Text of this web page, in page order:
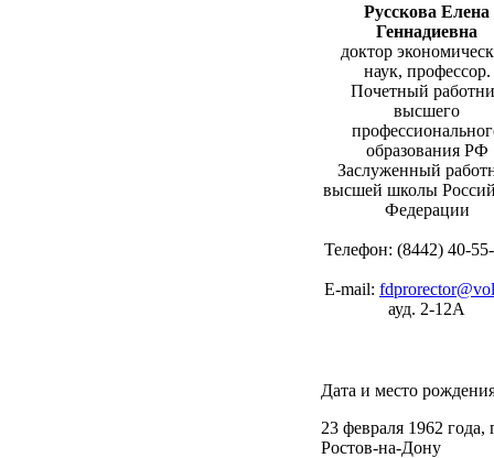
Русcкова Елена
Геннадиевна
доктор
наук, профессор.
Почетный
высшего
образования РФ
Заслуженный
высшей школы
Федерации
Телефон: (8442) 40-
Е-mail:
ауд. 2-12А
Дата и место
23 февраля 1962 года,
Ростов-на-Дону